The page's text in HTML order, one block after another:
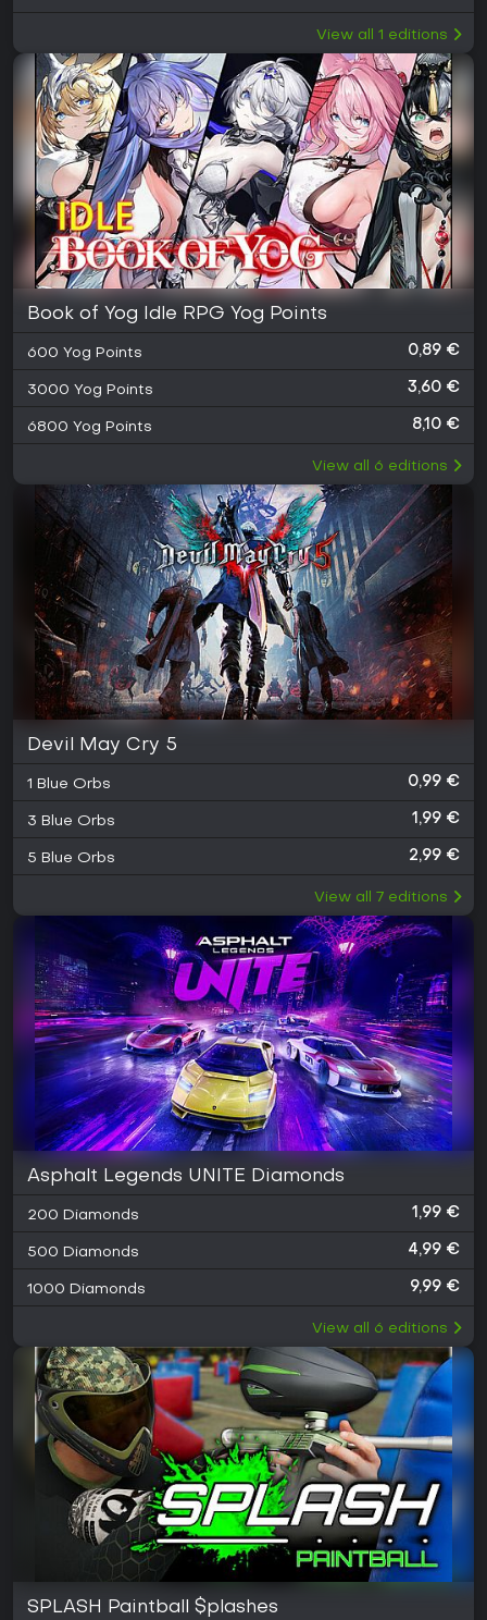
View all 1 editions
Book of Yog Idle RPG Yog Points
600 Yog Points 0,89 €
3000 Yog Points 3,60 €
6800 Yog Points 8,10 €
View all 6 editions
Devil May Cry 5
1 Blue Orbs 0,99 €
3 Blue Orbs 1,99 €
5 Blue Orbs 2,99 €
View all 7 editions
Asphalt Legends UNITE Diamonds
200 Diamonds 1,99 €
500 Diamonds 4,99 €
1000 Diamonds 9,99 €
View all 6 editions
SPLASH Paintball $plashes